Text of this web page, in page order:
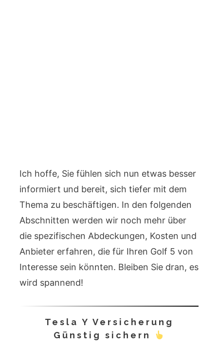
Ich hoffe, Sie fühlen sich nun etwas besser
informiert und bereit, sich tiefer mit dem
Thema zu beschäftigen. In den folgenden
Abschnitten werden wir noch mehr über
die spezifischen Abdeckungen, Kosten und
Anbieter erfahren, die für Ihren Golf 5 von
Interesse sein könnten. Bleiben Sie dran, es
wird spannend!
Tesla Y Versicherung
Günstig sichern